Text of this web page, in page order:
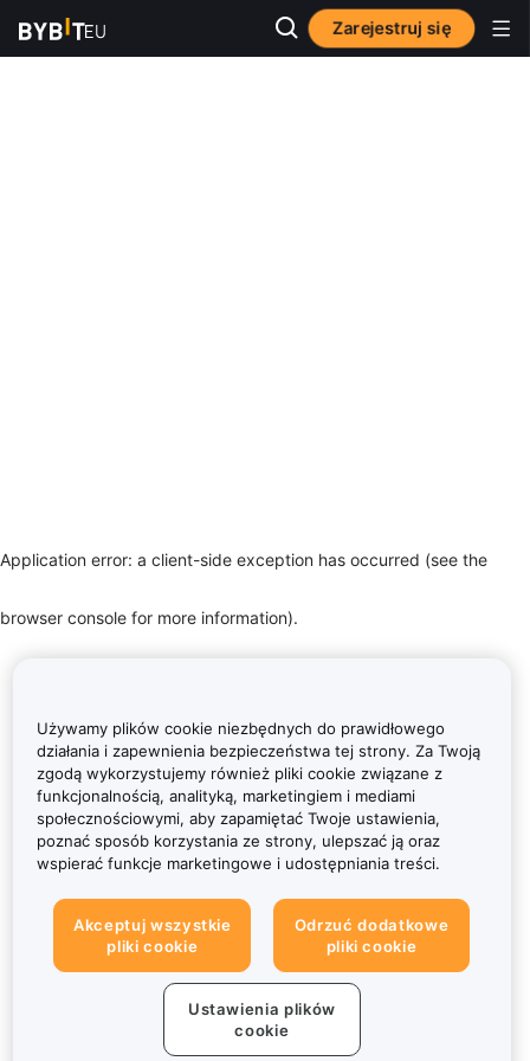
Zarejestruj się
Application error: a client-side exception has occurred (see the
browser console for more information).
Używamy plików cookie niezbędnych do prawidłowego
działania i zapewnienia bezpieczeństwa tej strony. Za Twoją
zgodą wykorzystujemy również pliki cookie związane z
funkcjonalnością, analityką, marketingiem i mediami
społecznościowymi, aby zapamiętać Twoje ustawienia,
poznać sposób korzystania ze strony, ulepszać ją oraz
wspierać funkcje marketingowe i udostępniania treści.
Akceptuj wszystkie
pliki cookie
Odrzuć dodatkowe
pliki cookie
Ustawienia plików
cookie